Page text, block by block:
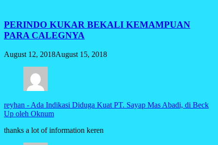
PERINDO KUKAR BEKALI KEMAMPUAN
PARA CALEGNYA
August 12, 2018August 15, 2018
reyhan - Ada Indikasi Diduga Kuat PT. Sayap Mas Abadi, di Beck
Up oleh Oknum
thanks a lot of information keren